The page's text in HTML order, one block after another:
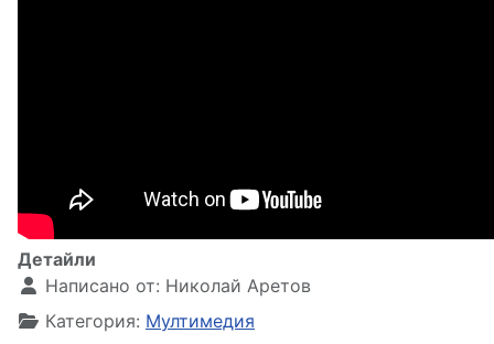
Детайли
Написано от: Николай Аретов
Категория: Мултимедия